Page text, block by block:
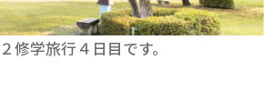
修学旅行４日目です。